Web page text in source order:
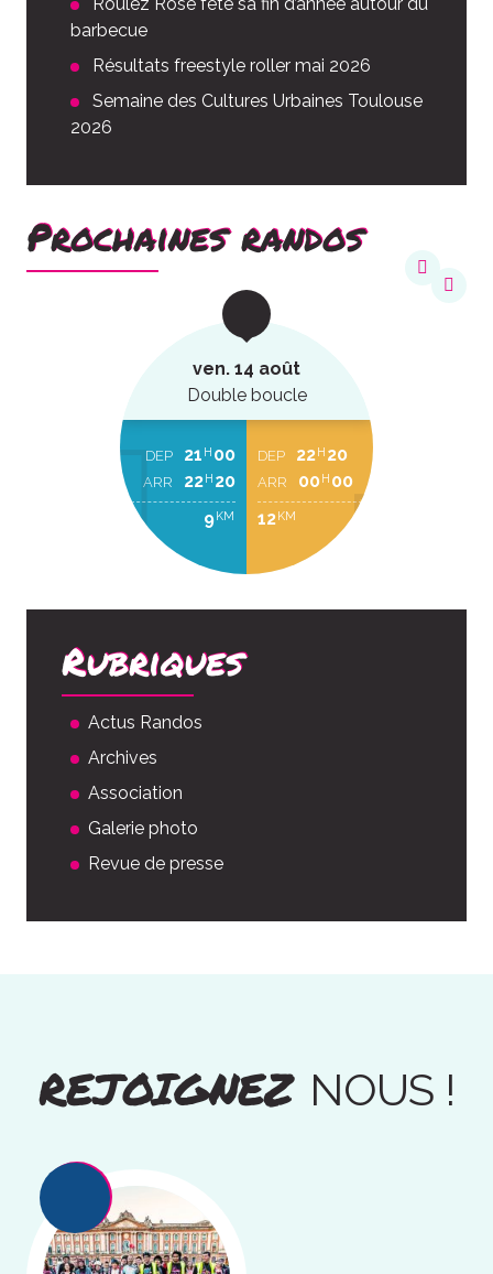
barbecue
Résultats freestyle roller mai 2026
Semaine des Cultures Urbaines Toulouse
2026
Prochaines randos
ven. 14 août
Double boucle
DEP 21 H 00
ARR 22 H 20
9 KM
DEP 22 H 20
ARR 00 H 00
12 KM
Rubriques
Actus Randos
Archives
Association
Galerie photo
Revue de presse
REJOIGNEZ NOUS !